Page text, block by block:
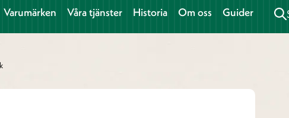
Varumärken Våra tjänster Historia Om oss Guider